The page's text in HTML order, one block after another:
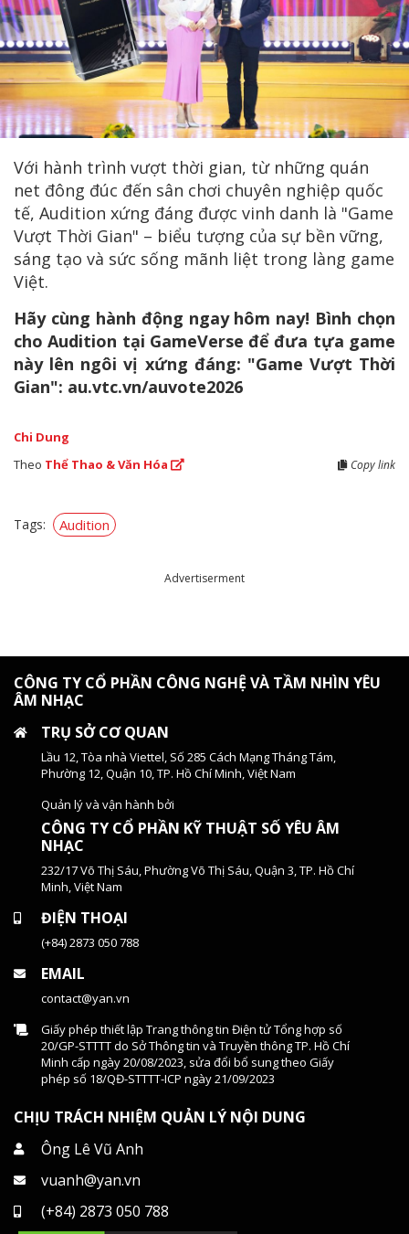
Với hành trình vượt thời gian, từ những quán
net đông đúc đến sân chơi chuyên nghiệp quốc
tế, Audition xứng đáng được vinh danh là "Game
Vượt Thời Gian" – biểu tượng của sự bền vững,
sáng tạo và sức sống mãnh liệt trong làng game
Việt.
Hãy cùng hành động ngay hôm nay! Bình chọn
cho Audition tại GameVerse để đưa tựa game
này lên ngôi vị xứng đáng: "Game Vượt Thời
Gian": au.vtc.vn/auvote2026
Chi Dung
Theo Thể Thao & Văn Hóa Copy link
Tags: Audition
Advertiserment
CÔNG TY CỔ PHẦN CÔNG NGHỆ VÀ TẦM NHÌN YÊU
ÂM NHẠC
TRỤ SỞ CƠ QUAN
Lầu 12, Tòa nhà Viettel, Số 285 Cách Mạng Tháng Tám,
Phường 12, Quận 10, TP. Hồ Chí Minh, Việt Nam
Quản lý và vận hành bởi
CÔNG TY CỔ PHẦN KỸ THUẬT SỐ YÊU ÂM
NHẠC
232/17 Võ Thị Sáu, Phường Võ Thị Sáu, Quận 3, TP. Hồ Chí
Minh, Việt Nam
ĐIỆN THOẠI
(+84) 2873 050 788
EMAIL
contact@yan.vn
Giấy phép thiết lập Trang thông tin Điện tử Tổng hợp số
20/GP-STTTT do Sở Thông tin và Truyền thông TP. Hồ Chí
Minh cấp ngày 20/08/2023, sửa đổi bổ sung theo Giấy
phép số 18/QĐ-STTTT-ICP ngày 21/09/2023
CHỊU TRÁCH NHIỆM QUẢN LÝ NỘI DUNG
Ông Lê Vũ Anh
vuanh@yan.vn
(+84) 2873 050 788